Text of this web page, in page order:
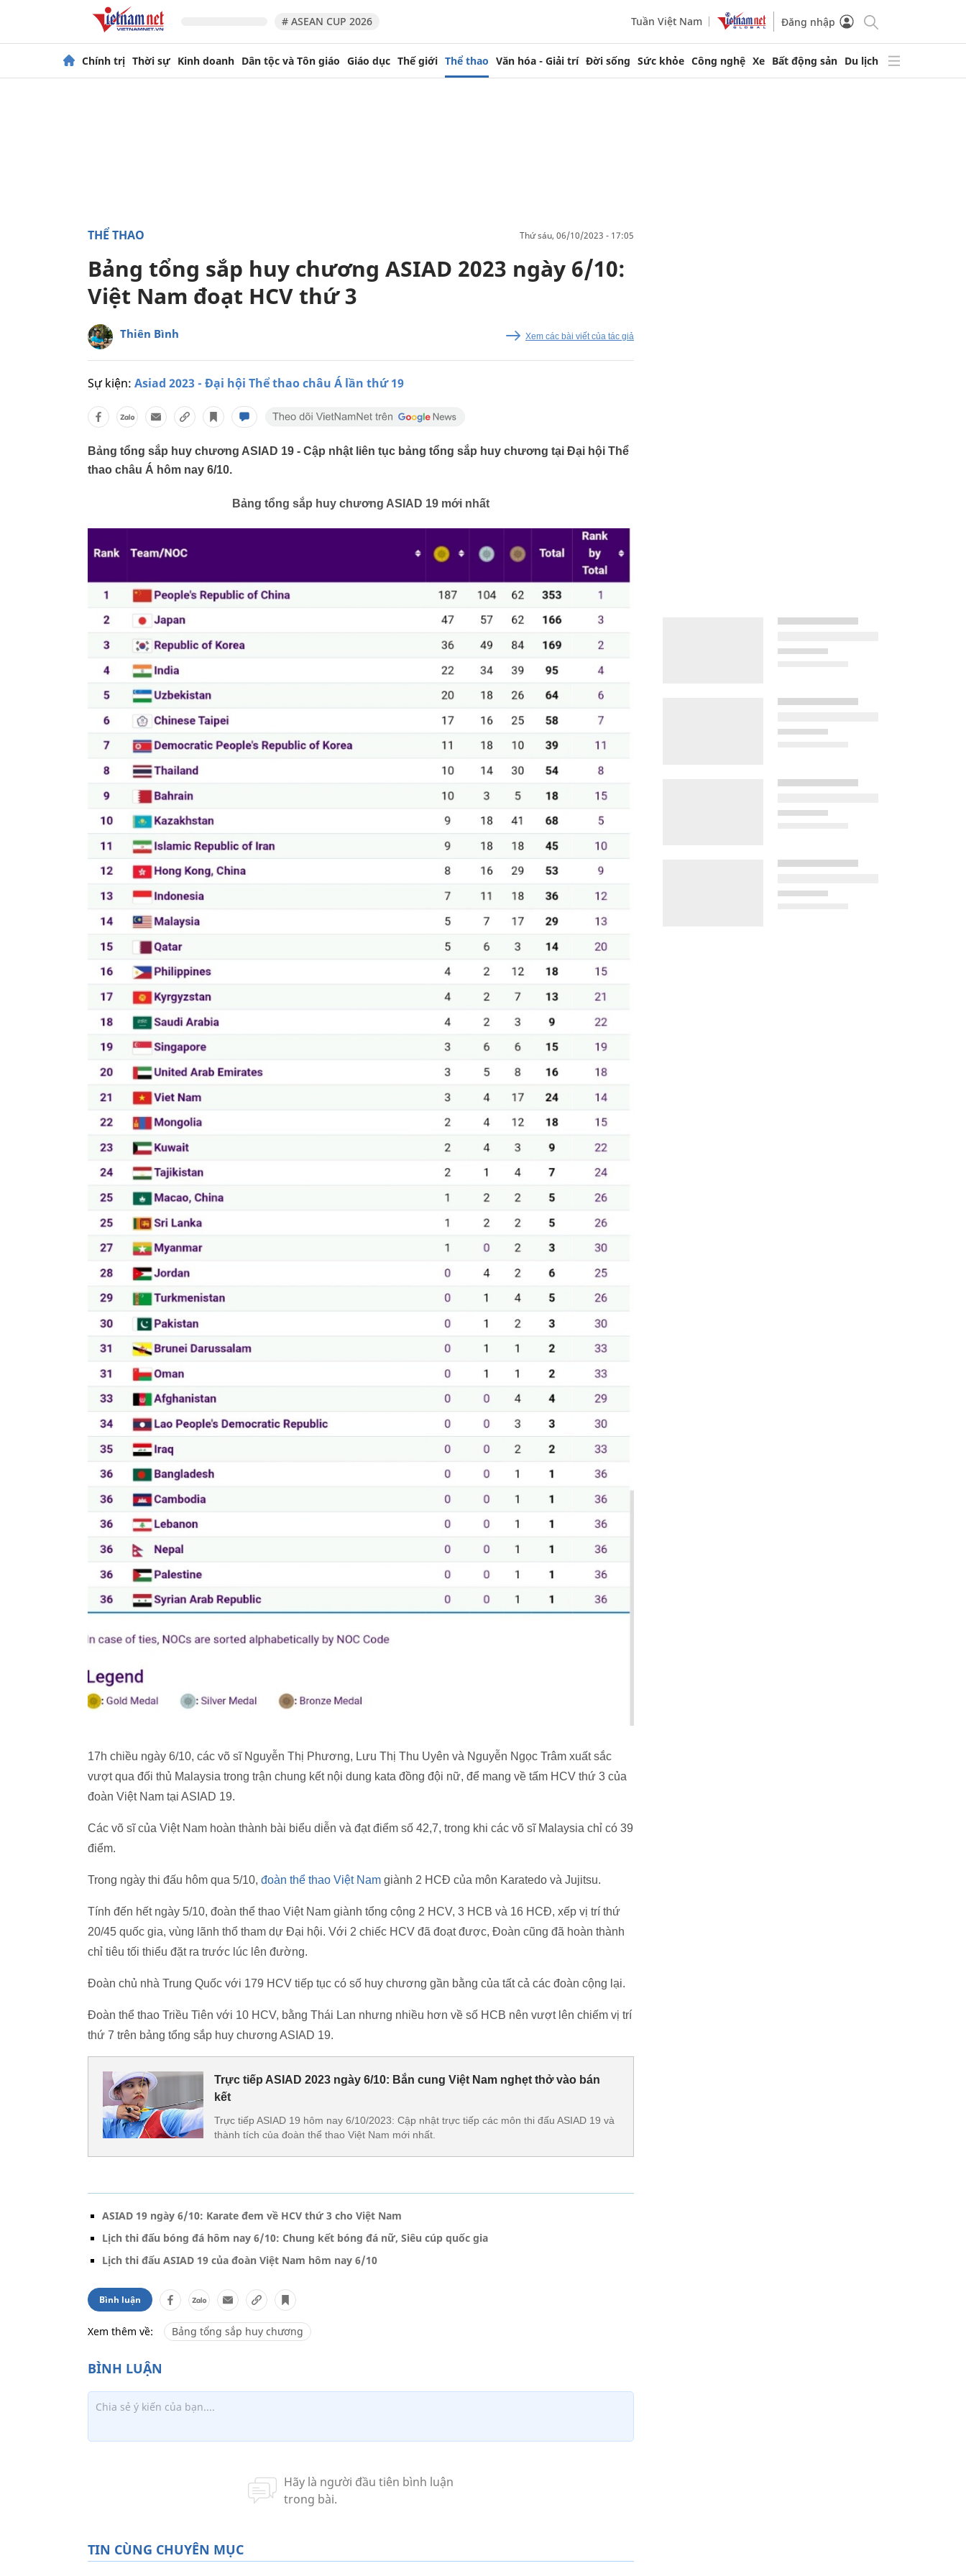
# ASEAN CUP 2026 Tuần Việt Nam Đăng nhập
Chính trị Thời sự Kinh doanh Dân tộc và Tôn giáo Giáo dục Thế giới Thể thao Văn hóa - Giải trí Đời sống Sức khỏe Công nghệ Xe Bất động sản Du lịch
THỂ THAO thứ sáu, 06/10/2023 - 17:05
Bảng tổng sắp huy chương ASIAD 2023 ngày 6/10:
Việt Nam đoạt HCV thứ 3
Thiên Bình Xem các bài viết của tác giả
Sự kiện: Asiad 2023 - Đại hội Thể thao châu Á lần thứ 19
Bảng tổng sắp huy chương ASIAD 19 - Cập nhật liên tục bảng tổng sắp huy chương tại Đại hội Thể
thao châu Á hôm nay 6/10.
Bảng tổng sắp huy chương ASIAD 19 mới nhất
17h chiều ngày 6/10, các võ sĩ Nguyễn Thị Phương, Lưu Thị Thu Uyên và Nguyễn Ngọc Trâm xuất sắc
vượt qua đối thủ Malaysia trong trận chung kết nội dung kata đồng đội nữ, để mang về tấm HCV thứ 3 của
đoàn Việt Nam tại ASIAD 19.
Các võ sĩ của Việt Nam hoàn thành bài biểu diễn và đạt điểm số 42,7, trong khi các võ sĩ Malaysia chỉ có 39
điểm.
Trong ngày thi đấu hôm qua 5/10, đoàn thể thao Việt Nam giành 2 HCĐ của môn Karatedo và Jujitsu.
Tính đến hết ngày 5/10, đoàn thể thao Việt Nam giành tổng cộng 2 HCV, 3 HCB và 16 HCĐ, xếp vị trí thứ
20/45 quốc gia, vùng lãnh thổ tham dự Đại hội. Với 2 chiếc HCV đã đoạt được, Đoàn cũng đã hoàn thành
chỉ tiêu tối thiểu đặt ra trước lúc lên đường.
Đoàn chủ nhà Trung Quốc với 179 HCV tiếp tục có số huy chương gần bằng của tất cả các đoàn cộng lại.
Đoàn thể thao Triều Tiên với 10 HCV, bằng Thái Lan nhưng nhiều hơn về số HCB nên vượt lên chiếm vị trí
thứ 7 trên bảng tổng sắp huy chương ASIAD 19.
Trực tiếp ASIAD 2023 ngày 6/10: Bắn cung Việt Nam nghẹt thở vào bán
kết
Trực tiếp ASIAD 19 hôm nay 6/10/2023: Cập nhật trực tiếp các môn thi đấu ASIAD 19 và
thành tích của đoàn thể thao Việt Nam mới nhất.
ASIAD 19 ngày 6/10: Karate đem về HCV thứ 3 cho Việt Nam
Lịch thi đấu bóng đá hôm nay 6/10: Chung kết bóng đá nữ, Siêu cúp quốc gia
Lịch thi đấu ASIAD 19 của đoàn Việt Nam hôm nay 6/10
Bình luận
Xem thêm về: Bảng tổng sắp huy chương
TIN CÙNG CHUYÊN MỤC